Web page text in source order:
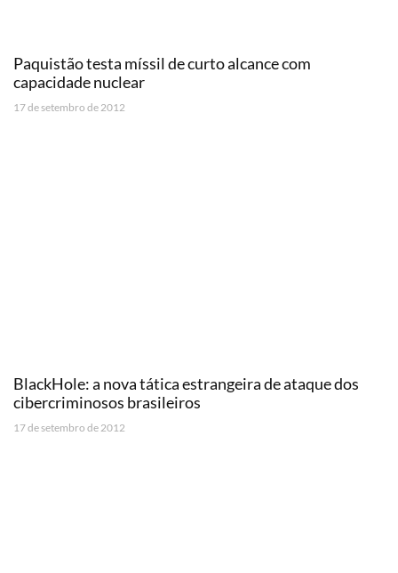
Paquistão testa míssil de curto alcance com
capacidade nuclear
17 de setembro de 2012
BlackHole: a nova tática estrangeira de ataque dos
cibercriminosos brasileiros
17 de setembro de 2012